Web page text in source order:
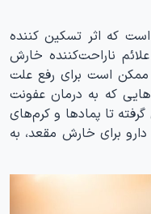
که اثر تسکین کننده
ناراحت‌کننده خارش
است برای رفع علت
که به درمان عفونت
تا پمادها و کرم‌های
برای خارش مقعد، به